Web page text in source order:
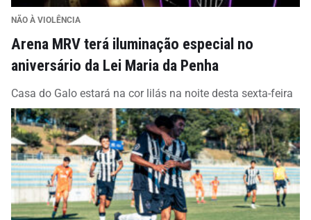
NÃO À VIOLÊNCIA
Arena MRV terá iluminação especial no
aniversário da Lei Maria da Penha
Casa do Galo estará na cor lilás na noite desta sexta-feira